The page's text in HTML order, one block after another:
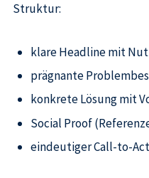
Struktur:
klare Headline mit
prägnante
konkrete Lösung mit
Social Proof
eindeutiger Call-to-